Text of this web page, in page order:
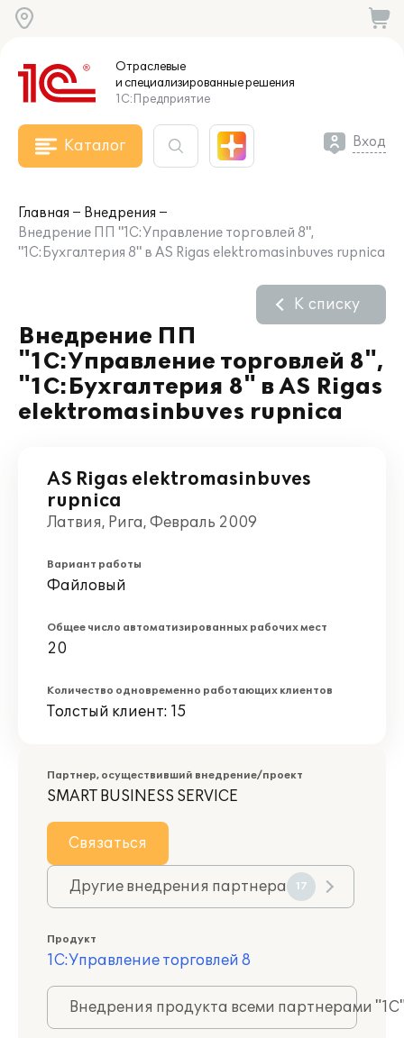
Отраслевые
и специализированныерешения
1С:Предприятие
Каталог Вход
Главная
Внедрения
Внедрение ПП "1С:Управление торговлей 8",
"1С:Бухгалтерия 8" в AS Rigas elektromasinbuves rupnica
Внедрение ПП
"1С:Управление торговлей 8",
"1С:Бухгалтерия 8" в AS Rigas
elektromasinbuves rupnica
К списку
AS Rigas elektromasinbuves
rupnica
Латвия, Рига, Февраль 2009
Вариант работы
Файловый
Общее число автоматизированных рабочих мест
20
Количество одновременно работающих клиентов
Толстый клиент: 15
Партнер, осуществивший внедрение/проект
SMART BUSINESS SERVICE
Связаться
Другие внедрения партнера 17
Продукт
1С:Управление торговлей 8
Внедрения продукта всеми партнерами